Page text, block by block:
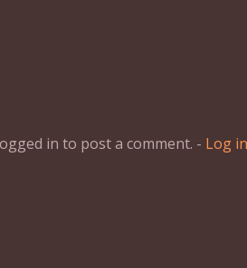
in to post a comment. - Log in